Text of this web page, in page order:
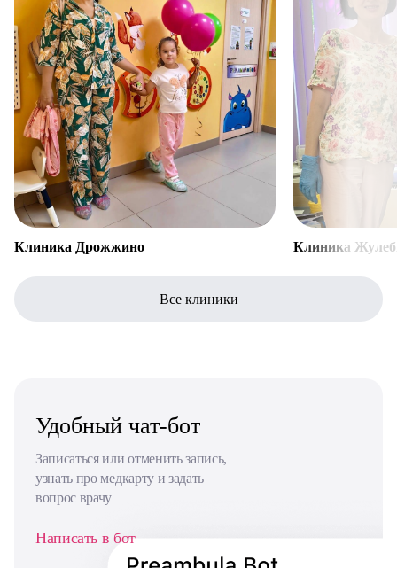
Клиника Дрожжино Клиника
Все клиники
Удобный чат-бот
Записаться или отменить запись,
узнать про медкарту и задать
вопрос врачу
Написать в бот